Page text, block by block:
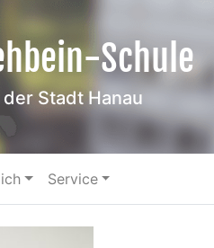
Schule
Stadt Hanau
Service